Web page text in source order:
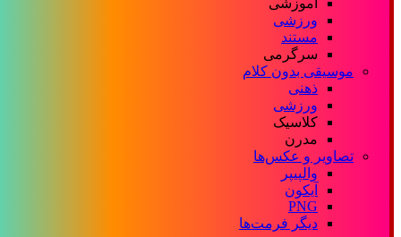
ورزشی
مستند
سرگرمی
موسیقی بدون کلام
ذهنی
ورزشی
کلاسیک
مدرن
تصاویر و عکس‌ها
والپیپر
آیکون
PNG
دیگر فرمت‌ها